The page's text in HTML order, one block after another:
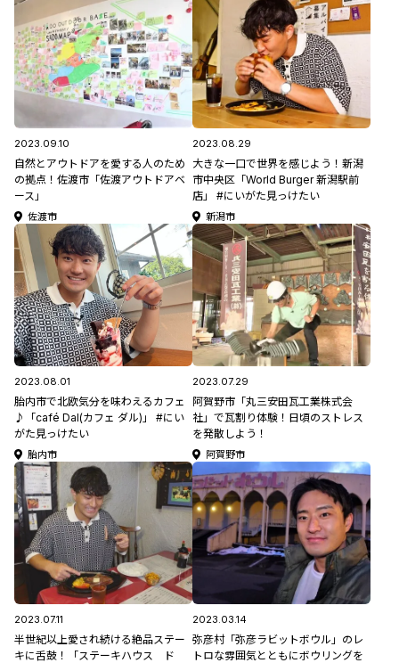
2023.09.10
自然とアウトドアを愛する人のため
の拠点！佐渡市「佐渡アウトドアベ
ース」
佐渡市
2023.08.29
大きな一口で世界を感じよう！新潟
市中央区「World Burger 新潟駅前
店」 #にいがた見っけたい
新潟市
2023.08.01
胎内市で北欧気分を味わえるカフェ
♪「café Dal(カフェ ダル)」 #にい
がた見っけたい
胎内市
2023.07.29
阿賀野市「丸三安田瓦工業株式会
社」で瓦割り体験！日頃のストレス
を発散しよう！
阿賀野市
2023.07.11
半世紀以上愛され続ける絶品ステー
キに舌鼓！「ステーキハウス ド
2023.03.14
弥彦村「弥彦ラビットボウル」のレ
トロな雰囲気とともにボウリングを